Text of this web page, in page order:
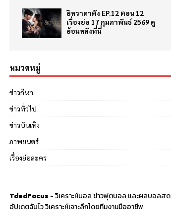
ยิหวาดาตัง EP.12 ตอน 12
เรื่องย่อ 17 กุมภาพันธ์ 2569 ดู
ย้อนหลังที่นี่
หมวดหมู่
ข่าวกีฬา
ข่าวทั่วไป
ข่าวบันเทิง
ภาพยนตร์
เรื่องย่อละคร
TdedFocus -วิเคราะห์บอล ข่าวฟุตบอล และผลบอลสด
อัปเดตฉับไว วิเคราะห์เจาะลึกโดยทีมงานมืออาชีพ